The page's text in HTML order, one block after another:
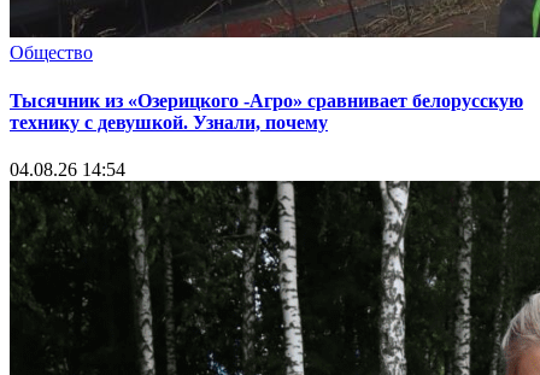
Общество
Тысячник из «Озерицкого -Агро» сравнивает белорусскую
технику с девушкой. Узнали, почему
04.08.26 14:54